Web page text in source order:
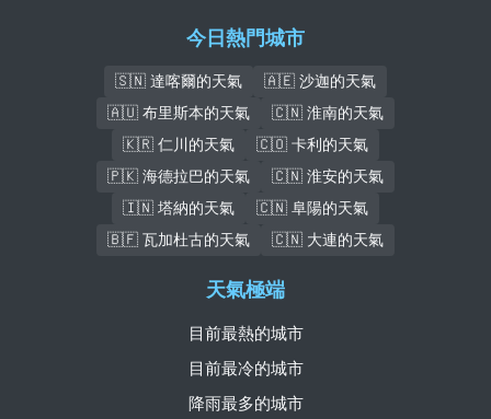
今日熱門城市
🇸🇳 達喀爾的天氣
🇦🇪 沙迦的天氣
🇦🇺 布里斯本的天氣
🇨🇳 淮南的天氣
🇰🇷 仁川的天氣
🇨🇴 卡利的天氣
🇵🇰 海德拉巴的天氣
🇨🇳 淮安的天氣
🇮🇳 塔納的天氣
🇨🇳 阜陽的天氣
🇧🇫 瓦加杜古的天氣
🇨🇳 大連的天氣
天氣極端
目前最熱的城市
目前最冷的城市
降雨最多的城市